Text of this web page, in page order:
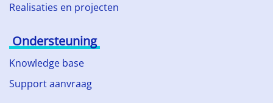
Realisaties en projecten
Ondersteuning
Knowledge base
Support aanvraag